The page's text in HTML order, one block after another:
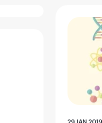
29 IAN 2019